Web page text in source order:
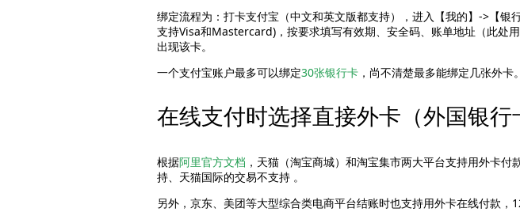
绑定流程为：打卡支付宝（中文和英文版都支持），进入【我的】->【
支持Visa和Mastercard)，按要求填写有效期、安全码、账单地址（此处
出现该卡。
一个支付宝账户最多可以绑定30张银行卡 ，尚不清楚最多能绑定几张外
在线支付时选择直接外卡（外国银行
根据阿里官方文档 ，天猫（淘宝商城）和淘宝集市两大平台支持用外卡
持、天猫国际的交易不支持 。
另外，京东、美团等大型综合类电商平台结账时也支持用外卡在线付款，